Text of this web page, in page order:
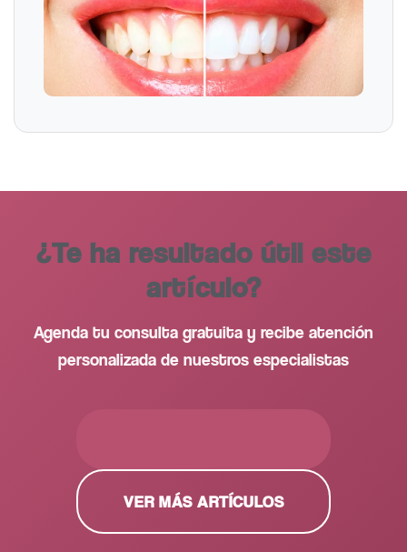
¿Te ha resultado útil este
artículo?
Agenda tu consulta gratuita y recibe atención
personalizada de nuestros especialistas
VER MÁS ARTÍCULOS